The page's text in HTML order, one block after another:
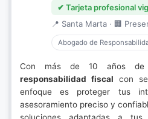
✔ Tarjeta profesional
📍 Santa Marta · 🏢
Abogado de
Con más de 10 años de
responsabilidad fiscal con
enfoque es proteger tus
asesoramiento preciso y